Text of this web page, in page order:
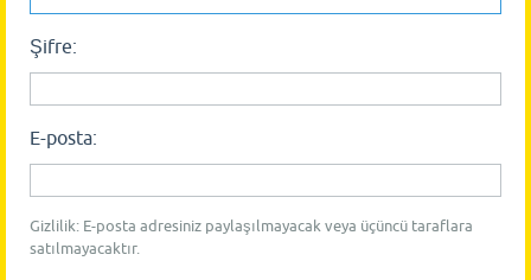
Şifre:
E-posta:
Gizlilik: E-posta adresiniz paylaşılmayacak veya üçüncü taraflara
satılmayacaktır.